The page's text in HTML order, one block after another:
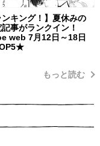
ンキング！】夏休みの
事がランクイン！
web 7月12日～18日
もっと読む